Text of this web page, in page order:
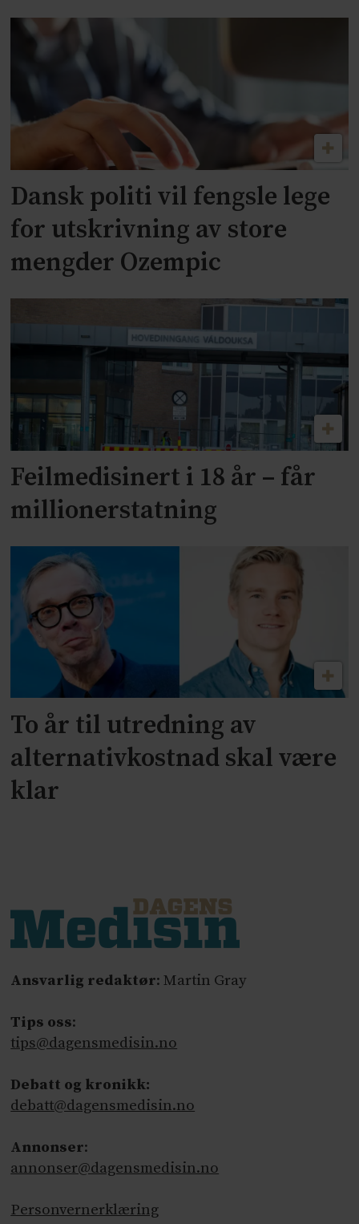
Dansk politi vil fengsle lege
for utskrivning av store
mengder Ozempic
Feilmedisinert i 18 år – får
millionerstatning
To år til utredning av
alternativkostnad skal være
klar
Ansvarlig redaktør: Martin Gray
Tips oss:
tips@dagensmedisin.no
Debatt og kronikk:
debatt@dagensmedisin.no
Annonser:
annonser@dagensmedisin.no
Personvernerklæring